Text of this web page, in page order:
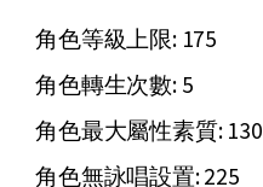
角色等級上限: 175
角色轉生次數: 5
角色最大屬性素質: 130
角色無詠唱設置: 225